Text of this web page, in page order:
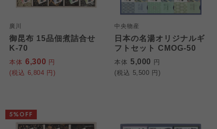
廣川
御昆布 15品佃煮詰合せ
K-70
本体 6,300 円
(税込 6,804 円)
中央物産
日本の名湯オリジナルギ
フトセット CMOG-50
本体 5,000 円
(税込 5,500 円)
5%OFF